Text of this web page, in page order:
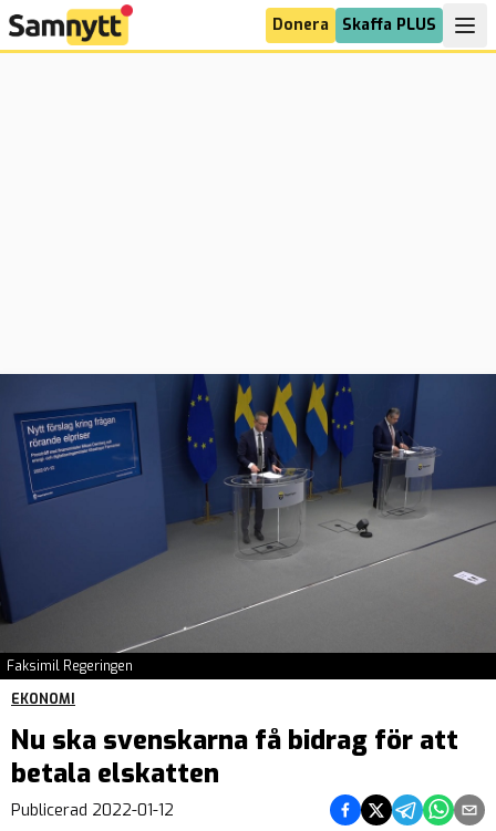
Donera Skaffa PLUS
Faksimil Regeringen
EKONOMI
Nu ska svenskarna få bidrag för att
betala elskatten
Publicerad 2022-01-12 Dela på Facebook
Dela på Twitter
Dela påDela på
Dela